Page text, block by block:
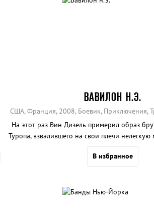
ВАВИЛОН Н.Э.
США, Франция, 2008, Боевик, Приключения,
На этот раз Вин Дизель примерил образ
Туропа, взвалившего на свои плечи
В избранное